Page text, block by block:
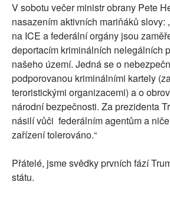
V sobotu večer ministr obrany Pete
nasazením aktivních mariňáků slovy:
na ICE a federální orgány jsou
deportacím kriminálních nelegálních
našeho území. Jedná se o
podporovanou kriminálními kartely
teroristickými organizacemi) a o
národní bezpečnosti. Za prezidenta
násilí vůči federálním agentům a
zařízení tolerováno.“
Přátelé, jsme svědky prvních fází
státu.